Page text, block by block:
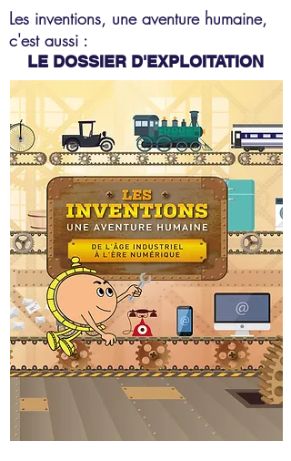
Les inventions, une aventure humaine,
c'est aussi :
LE DOSSIER D'EXPLOITATION